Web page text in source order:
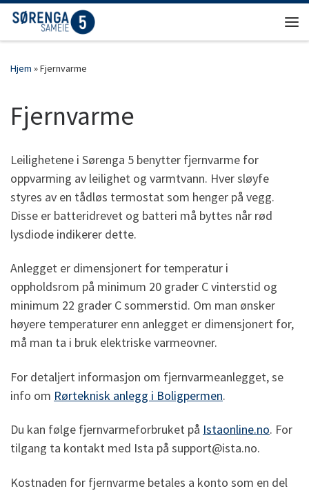
Skip to content
Hjem »Fjernvarme
Fjernvarme
Leilighetene i Sørenga 5 benytter fjernvarme for
oppvarming av leilighet og varmtvann. Hver sløyfe
styres av en tådløs termostat som henger på vegg.
Disse er batteridrevet og batteri må byttes når rød
lysdiode indikerer dette.
Anlegget er dimensjonert for temperatur i
oppholdsrom på minimum 20 grader C vinterstid og
minimum 22 grader C sommerstid. Om man ønsker
høyere temperaturer enn anlegget er dimensjonert for,
må man ta i bruk elektriske varmeovner.
For detaljert informasjon om fjernvarmeanlegget, se
info om Rørteknisk anlegg i Boligpermen.
Du kan følge fjernvarmeforbruket på Istaonline.no. For
tilgang ta kontakt med Ista på support@ista.no.
Kostnaden for fjernvarme betales a konto som en del